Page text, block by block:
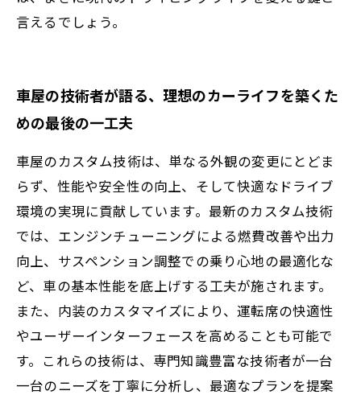
言えるでしょう。
車屋の技術者が語る、理想のカーライフを築くた
めの最後の一工夫
車屋のカスタム技術は、単なる外観の変更にとどま
らず、性能や安全性の向上、そして快適なドライブ
環境の実現に貢献しています。最新のカスタム技術
では、エンジンチューニングによる燃費改善や出力
向上、サスペンション調整での乗り心地の最適化な
ど、車の基本性能を底上げする工夫が施されます。
また、内装のカスタマイズにより、運転席の快適性
やユーザーインターフェースを高めることも可能で
す。これらの技術は、専門知識豊富な技術者が一台
一台のニーズを丁寧に分析し、最適なプランを提案